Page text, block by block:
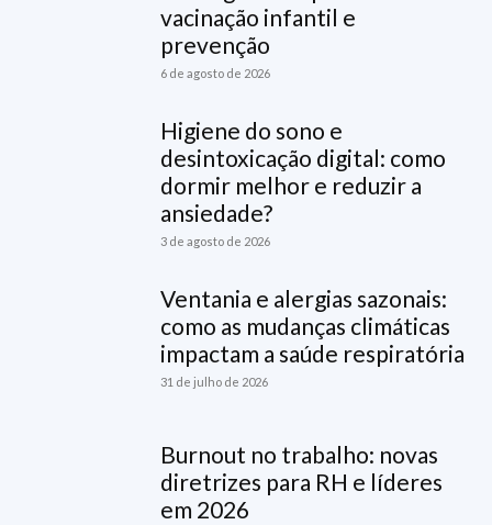
vacinação infantil e
prevenção
6 de agosto de 2026
Higiene do sono e
desintoxicação digital: como
dormir melhor e reduzir a
ansiedade?
3 de agosto de 2026
Ventania e alergias sazonais:
como as mudanças climáticas
impactam a saúde respiratória
31 de julho de 2026
Burnout no trabalho: novas
diretrizes para RH e líderes
em 2026